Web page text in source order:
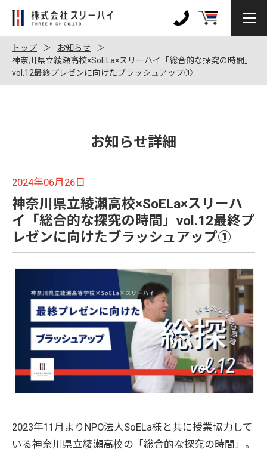
株
会
社
ス
リ
128
トップ
お知らせ
神奈川県立綾瀬高校×SoELa×スリーハイ「総合的な探究の時間」
vol.12最終プレゼンに向けたブラッシュアップ①
お知らせ詳細
2024年06月26日
神奈川県立綾瀬高校×SoELa×スリーハ
イ「総合的な探究の時間」vol.12最終プ
レゼンに向けたブラッシュアップ①
2023年11月よりNPO法人SoELa様と共に授業協力して
いる神奈川県立綾瀬高校の「総合的な探究の時間」。